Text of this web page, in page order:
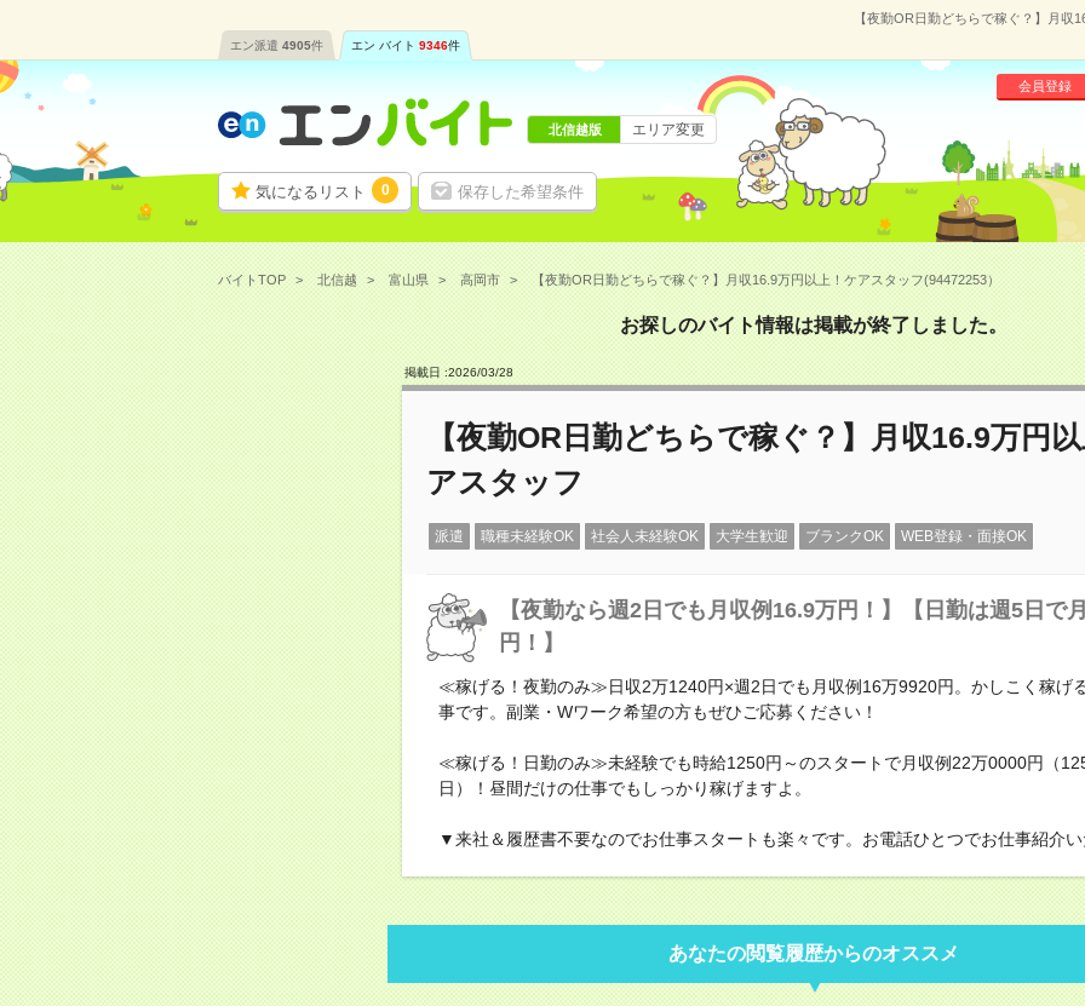
【夜勤OR日勤どちらで稼ぐ？】月収
エン派遣 4905件 エン バイト 9346件
気になるリスト 0 保存した希望条件
会員登録
北信越版 エリア変更
バイトTOP 北信越 富山県 高岡市 【夜勤OR日勤どちらで稼ぐ？】月収16.9万円以上！ケアスタッフ(94472253）
お探しのバイト情報は掲載が終了しました。
掲載日 :2026/03/28
【夜勤OR日勤どちらで稼ぐ？】月収16.9万円
アスタッフ
派遣 職種未経験OK 社会人未経験OK 大学生歓迎 ブランクOK WEB登録・面接OK
【夜勤なら週2日でも月収例16.9万円！】【日勤は週5日で
円！】
≪稼げる！夜勤のみ≫日収2万1240円×週2日でも月収例16万9920円。かしこく稼げ
事です。副業・Wワーク希望の方もぜひご応募ください！
≪稼げる！日勤のみ≫未経験でも時給1250円～のスタートで月収例22万0000円（
日）！昼間だけの仕事でもしっかり稼げますよ。
▼来社＆履歴書不要なのでお仕事スタートも楽々です。お電話ひとつでお仕事紹介
あなたの閲覧履歴からのオススメ